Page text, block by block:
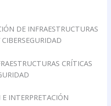
DE INFRAESTRUCTURAS
CRÍTICAS
INTERPRETACIÓN